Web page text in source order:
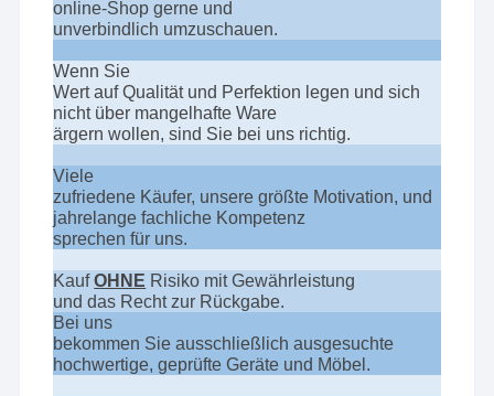
online-Shop gerne und
unverbindlich umzuschauen.
Wenn Sie
Wert auf Qualität und Perfektion legen und sich
nicht über mangelhafte Ware
ärgern wollen, sind Sie bei uns richtig.
Viele
zufriedene Käufer, unsere größte Motivation, und
jahrelange fachliche Kompetenz
sprechen für uns.
KaufOHNE Risiko mit Gewährleistung
und das Recht zur Rückgabe.
Bei uns
bekommen Sie ausschließlich ausgesuchte
hochwertige, geprüfte Geräte und Möbel.